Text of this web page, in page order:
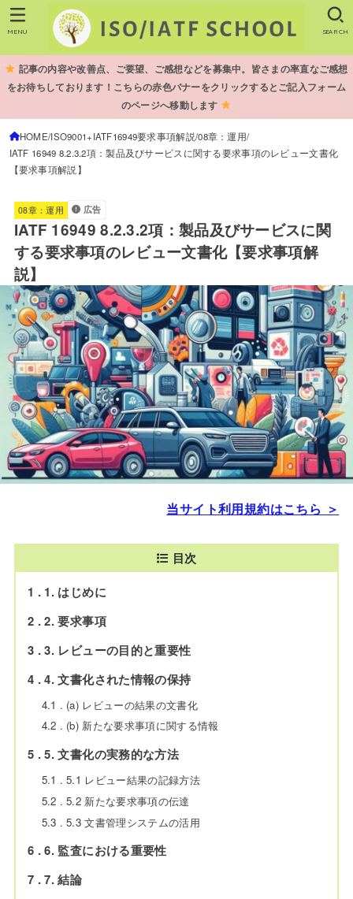
SEARCH
MENU
記事の内容や改善点、ご要望、ご感想などを募集中。皆さまの率直なご感想
をお待ちしております！こちらの赤色バナーをクリックするとご記入フォーム
のページへ移動します
HOME ISO9001+IATF16949要求事項解説 08章：運用
IATF 16949 8.2.3.2項：製品及びサービスに関する要求事項のレビュー文書化
【要求事項解説】
08章：運用 広告
IATF 16949 8.2.3.2項：製品及びサービスに関
する要求事項のレビュー文書化【要求事項解
説】
当サイト利用規約はこちら ＞
目次
1
1. はじめに
2
2. 要求事項
3
3. レビューの目的と重要性
4
4. 文書化された情報の保持
4.1
(a) レビューの結果の文書化
4.2
(b) 新たな要求事項に関する情報
5 5. 文書化の実務的な方法
5.1
5.1 レビュー結果の記録方法
5.2
5.2 新たな要求事項の伝達
5.3
5.3 文書管理システムの活用
6
6. 監査における重要性
7
7. 結論